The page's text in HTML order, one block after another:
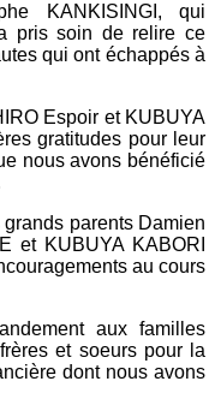
KANKISINGI, qui
pris soin de relire ce
qui ont échappés à
Espoir et KUBUYA
gratitudes pour leur
nous avons bénéficié
parents Damien
et KUBUYA KABORI
au cours
aux familles
et soeurs pour la
dont nous avons